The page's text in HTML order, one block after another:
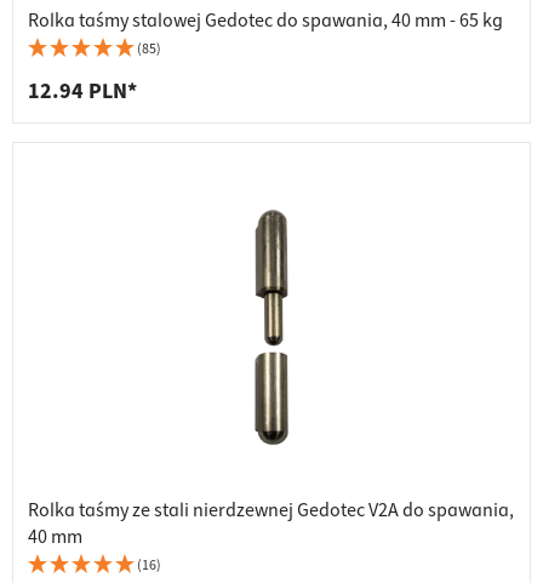
Rolka taśmy stalowej Gedotec do spawania, 40 mm - 65 kg
(85)
12.94 PLN*
Rolka taśmy ze stali nierdzewnej Gedotec V2A do spawania,
40 mm
(16)